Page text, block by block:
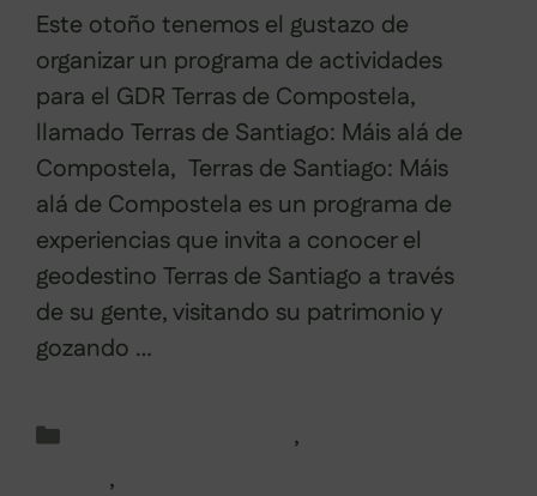
Este otoño tenemos el gustazo de
organizar un programa de actividades
para el GDR Terras de Compostela,
llamado Terras de Santiago: Máis alá de
Compostela, Terras de Santiago: Máis
alá de Compostela es un programa de
experiencias que invita a conocer el
geodestino Terras de Santiago a través
de su gente, visitando su patrimonio y
gozando …
,
,